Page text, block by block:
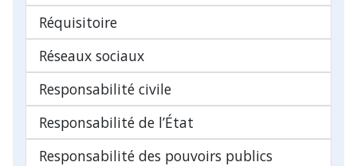
Réquisitoire
Réseaux sociaux
Responsabilité civile
Responsabilité de l’État
Responsabilité des pouvoirs publics